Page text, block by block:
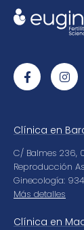
Clínica en
C/ Balmes 236,
Reproducción
Ginecología:
Más detalles
Clínica en